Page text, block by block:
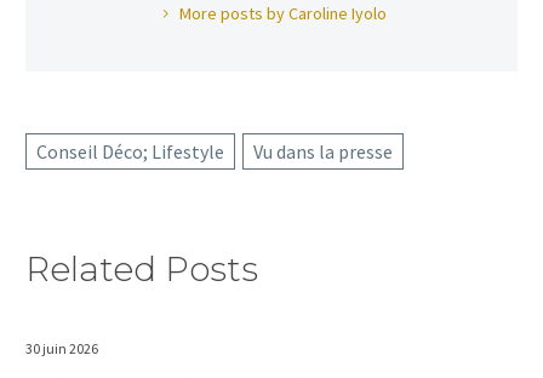
More posts by Caroline Iyolo
Conseil Déco; Lifestyle Vu dans la presse
Related Posts
30 juin 2026